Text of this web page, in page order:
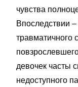
чувства
Впоследствии
травматичного
девочек часты
недоступного